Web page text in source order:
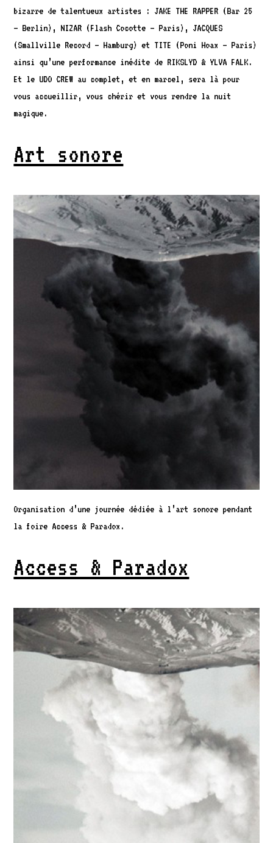
bizarre de talentueux artistes : JAKE THE RAPPER (Bar 25
– Berlin), NIZAR (Flash Cocotte – Paris), JACQUES
(Smallville Record – Hamburg) et TITE (Poni Hoax – Paris)
ainsi qu’une performance inédite de RIKSLYD & YLVA FALK.
Et le UDO CREW au complet, et en marcel, sera là pour
vous accueillir, vous chérir et vous rendre la nuit
magique.
Art sonore
Organisation d’une journée dédiée à l’art sonore pendant
la foire Access & Paradox.
Access & Paradox